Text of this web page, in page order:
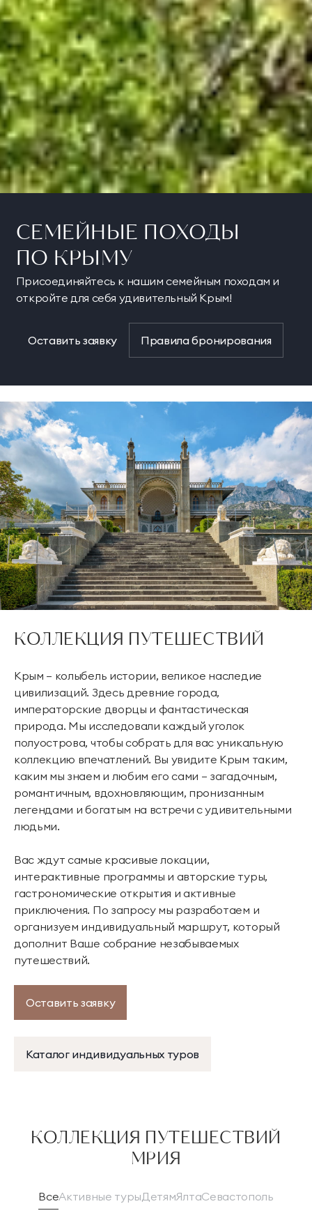
СЕМЕЙНЫЕ ПОХОДЫ
ПО КРЫМУ
Присоединяйтесь к нашим семейным походам и
откройте для себя удивительный Крым!
Оставить заявку Правила бронирования
КОЛЛЕКЦИЯ ПУТЕШЕСТВИЙ
Крым — колыбель истории, великое наследие
цивилизаций. Здесь древние города,
императорские дворцы и фантастическая
природа. Мы исследовали каждый уголок
полуострова, чтобы собрать для вас уникальную
коллекцию впечатлений. Вы увидите Крым таким,
каким мы знаем и любим его сами — загадочным,
романтичным, вдохновляющим, пронизанным
легендами и богатым на встречи с удивительными
людьми.
Вас ждут самые красивые локации,
интерактивные программы и авторские туры,
гастрономические открытия и активные
приключения. По запросу мы разработаем и
организуем индивидуальный маршрут, который
дополнит Ваше собрание незабываемых
путешествий.
Оставить заявку
Каталог индивидуальных туров
КОЛЛЕКЦИЯ ПУТЕШЕСТВИЙ
МРИЯ
ВсеАктивные турыДетямЯлтаСевастополь